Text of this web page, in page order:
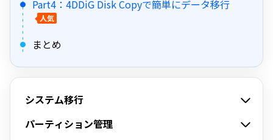
Part4：4DDiG Disk Copyで簡単にデータ移行
人気
まとめ
システム移行
パーティション管理